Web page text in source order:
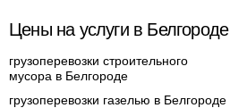
Цены на услуги в Белгороде
грузоперевозки строительного
мусора в Белгороде
грузоперевозки газелью в Белгороде